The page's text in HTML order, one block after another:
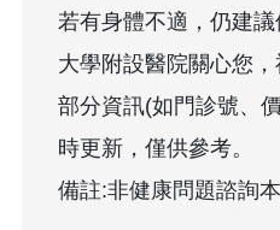
若有身體不適，仍建
大學附設醫院關心您，
部分資訊(如門診號、
時更新，僅供參考。
備註:非健康問題諮詢